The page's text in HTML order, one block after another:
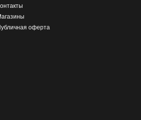
оферта